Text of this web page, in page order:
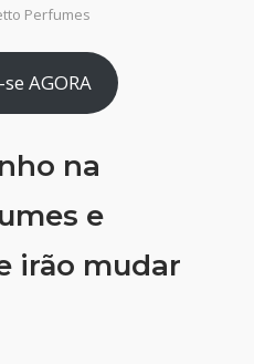
Perfumes
AGORA
na
e
irão mudar